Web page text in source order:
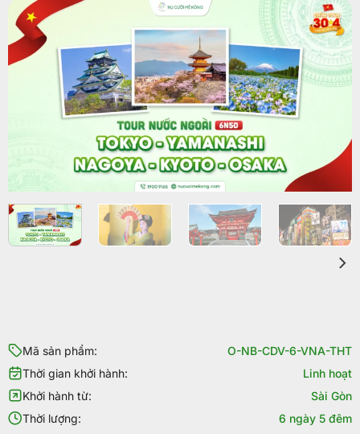
Mã sản phẩm:
O-NB-CDV-6-VNA-THT
Thời gian khởi hành:
Linh hoạt
Khởi hành từ:
Sài Gòn
Thời lượng:
6 ngày 5 đêm